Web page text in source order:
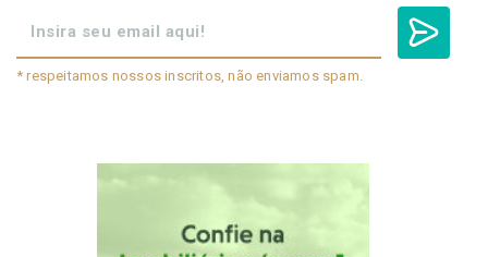
* respeitamos nossos inscritos, não enviamos spam.